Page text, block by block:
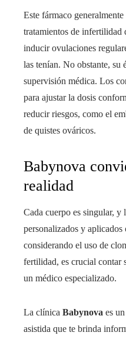
Este fármaco
tratamientos de infertilidad
inducir ovulaciones
las tenían. No obstante, su
supervisión médica. Los
para ajustar la dosis
reducir riesgos, como el
de quistes ováricos.
Babynova
realidad
Cada cuerpo es singular, y
personalizados y aplicados
considerando el uso de
fertilidad, es crucial contar
un médico especializado.
La clínica Babynova es
asistida que te brinda